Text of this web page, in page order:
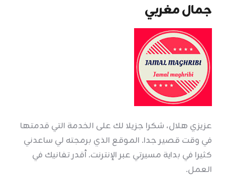
جمال مغربي
عزيزي هلال، شكرا جزيلا لك على الخدمة التي قدمتها
في وقت قصير جدا. الموقع الذي برمجته لي ساعدني
كثيرا في بداية مسيرتي عبر الإنترنت. أقدر تفانيك في
العمل.